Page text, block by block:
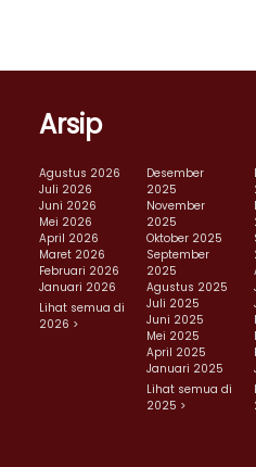
Arsip
Agustus 2026
Juli 2026
Juni 2026
Mei 2026
April 2026
Maret 2026
Februari 2026
Januari 2026
Lihat semua di
2026 >
Desember
2025
November
2025
Oktober 2025
September
2025
Agustus 2025
Juli 2025
Juni 2025
Mei 2025
April 2025
Januari 2025
Lihat semua di
2025 >